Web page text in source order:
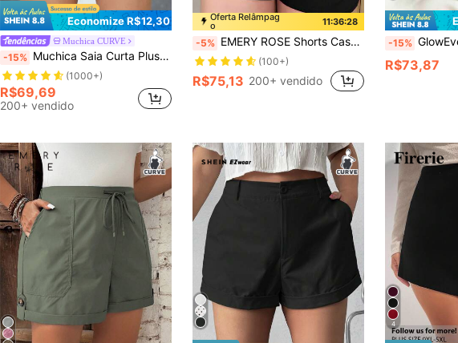
Economize R$12,30
Muchica CURVE
-15% Muchica Saia Curta Plus Size Feminina, Cor Sólida Preta Minimalista Modelo A-Line, Casual para Uso Diário, Roupas de Inverno para Mulheres
(1000+)
R$69,69
200+ vendido
Oferta Relâmpag
o 11:36:26
-5% EMERY ROSE Shorts Casuais e Elegantes Plus Size com Decoração de Fivela de Metal e Pregas na Cintura
(100+)
R$75,13 200+ vendido
-15% GlowEve CURVE Shorts Plus
R$73,87
4